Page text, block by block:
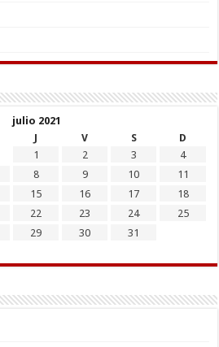
julio 2021
J V S
D
1
2 3
4
8 9 10
11
15 16 17
18
22 23 24
25
29 30
31